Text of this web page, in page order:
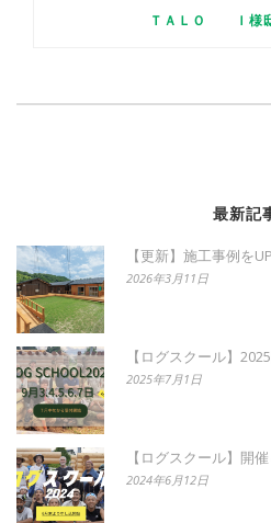
ＴＡＬＯ Ｉ様
最新記
【更新】施工事例を
2026年3月11日
【ログスクール】
2025年7月1日
【ログスクール】開
2024年6月12日